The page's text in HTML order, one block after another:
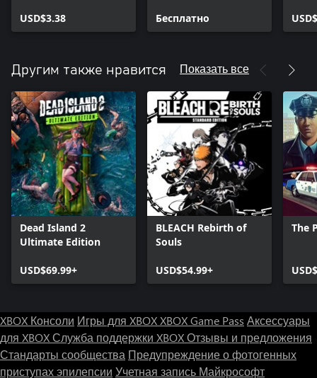
USD$3.38 Бесплатно
Другим также нравится Показать все
Dead Island 2
Ultimate Edition
USD$69.99+
BLEACH Rebirth of
Souls
USD$54.99+
The
XBOX Консоли Игры для XBOXXBOX Game Pass Аксессуары
для XBOXСлужба поддержки XBOXОтзывы и предложения
Стандарты сообщества Предупреждение о фотогенных
приступах эпилепсии Учетная запись Майкрософт